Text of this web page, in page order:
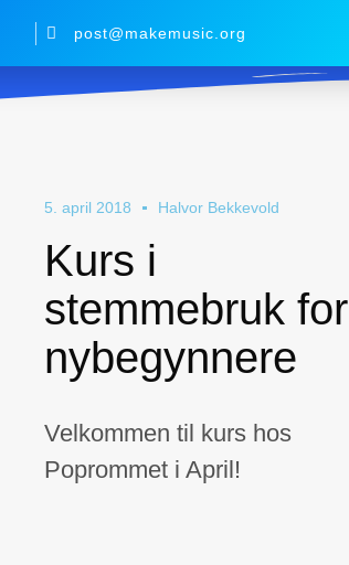
post@makemusic.org
5. april 2018 Halvor Bekkevold
Kurs i
stemmebruk for
nybegynnere
Velkommen til kurs hos
Poprommet i April!